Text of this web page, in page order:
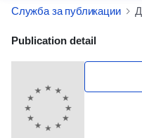
Служба за публикации
Publication Detail
Publication detail